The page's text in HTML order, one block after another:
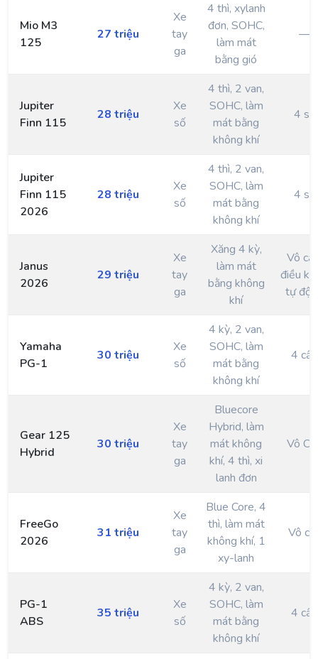
Mio M3
125
27 triệu
Xe
tay
ga
4 thì, xylanh
đơn, SOHC,
làm mát
bằng gió
—
Jupiter
Finn 115
28 triệu
Xe
số
4 thì, 2 van,
SOHC, làm
mát bằng
không khí
4 số
Jupiter
Finn 115
2026
28 triệu
Xe
số
4 thì, 2 van,
SOHC, làm
mát bằng
không khí
4 số
Janus
2026
29 triệu
Xe
tay
ga
Xăng 4 kỳ,
làm mát
bằng không
khí
Vô
điều
tự
Yamaha
PG-1
30 triệu
Xe
số
4 kỳ, 2 van,
SOHC, làm
mát bằng
không khí
4 cấp
Gear 125
Hybrid
30 triệu
Xe
tay
ga
Bluecore
Hybrid, làm
mát không
khí, 4 thì, xi
lanh đơn
Vô
FreeGo
2026
31 triệu
Xe
tay
ga
Blue Core, 4
thì, làm mát
không khí, 1
xy-lanh
Vô
PG-1
ABS
35 triệu
Xe
số
4 kỳ, 2 van,
SOHC, làm
mát bằng
không khí
4 cấp